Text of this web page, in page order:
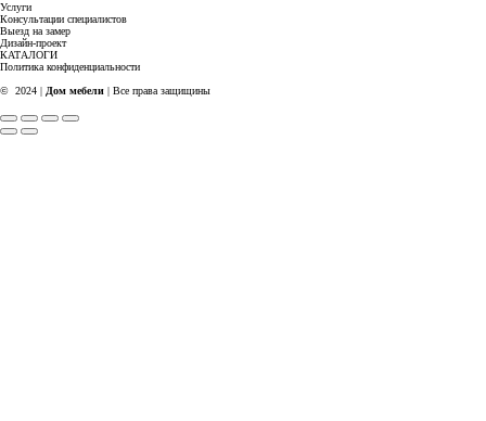
Услуги
Консультации специалистов
Выезд на замер
Дизайн-проект
КАТАЛОГИ
Политика конфиденциальности
© 2024 | Дом мебели | Все права защищины